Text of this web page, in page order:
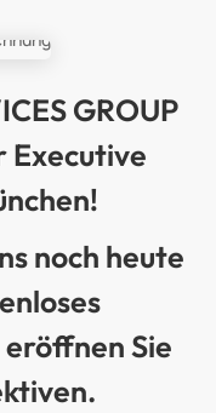
GROUP
Executive
noch heute
Sie